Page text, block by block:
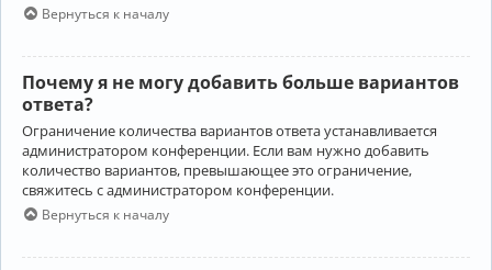
Вернуться к началу
Почему я не могу добавить больше вариантов
ответа?
Ограничение количества вариантов ответа устанавливается
администратором конференции. Если вам нужно добавить
количество вариантов, превышающее это ограничение,
свяжитесь с администратором конференции.
Вернуться к началу